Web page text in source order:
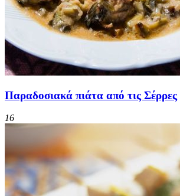
Παραδοσιακά πιάτα από τις Σέρρες
16